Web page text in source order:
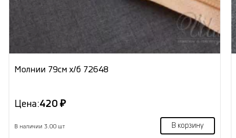
Молнии 79см х/б 72648
Цена:420 ₽
В наличии 3.00 шт В корзину